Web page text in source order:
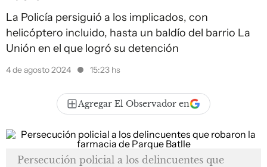
La Policía persiguió a los implicados, con
helicóptero incluido, hasta un baldío del barrio La
Unión en el que logró su detención
4 de agosto 2024 15:23 hs
Agregar El Observador en
Persecución policial a los delincuentes que